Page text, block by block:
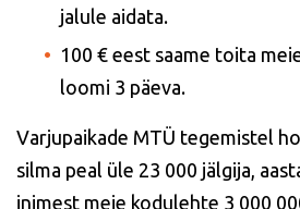
jalule aidata.
100 € eest saame toita
loomi 3 päeva.
Varjupaikade MTÜ tegemistel
silma peal üle 23 000 jälgija,
inimest meie kodulehte 3 000